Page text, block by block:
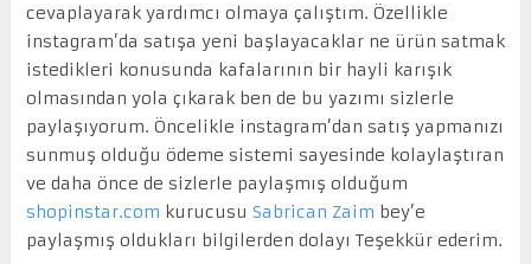
cevaplayarak yardımcı olmaya çalıştım. Özellikle
instagram’da satışa yeni başlayacaklar ne ürün satmak
istedikleri konusunda kafalarının bir hayli karışık
olmasından yola çıkarak ben de bu yazımı sizlerle
paylaşıyorum. Öncelikle instagram’dan satış yapmanızı
sunmuş olduğu ödeme sistemi sayesinde kolaylaştıran
ve daha önce de sizlerle paylaşmış olduğum
shopinstar.com kurucusu Sabrican Zaim bey’e
paylaşmış oldukları bilgilerden dolayı Teşekkür ederim.